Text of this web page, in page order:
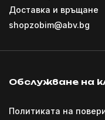
Доставка и връщане
shopzobim@abv.bg
Обслужване на
Политиката на